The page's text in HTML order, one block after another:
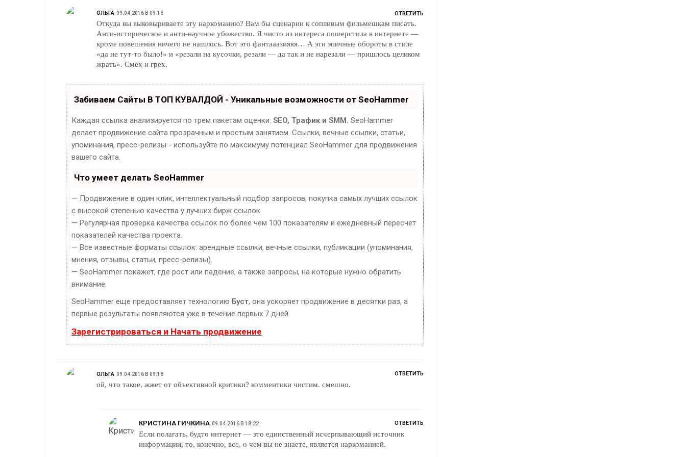
ОЛЬГА 09.04.2016 В 09:16
Откуда вы выковыриваете эту наркоманию? Вам бы сценарии к сопливым фильмешкам писать.
Анти-историческое и анти-научное убожество. Я чисто из интереса пошерстила в интернете —
кроме повешения ничего не нашлось. Вот это фантааазияяя… А эти эпичные обороты в стиле
«да не тут-то было!» и «резали на кусочки, резали — да так и не нарезали — пришлось целиком
жрать». Смех и грех.
Забиваем Сайты В ТОП КУВАЛДОЙ - Уникальные возможности от SeoHammer
Каждая ссылка анализируется по трем пакетам оценки: SEO, Трафик и SMM. SeoHammer
делает продвижение сайта прозрачным и простым занятием. Ссылки, вечные ссылки, статьи,
упоминания, пресс-релизы - используйте по максимуму потенциал SeoHammer для продвижения
вашего сайта.
Что умеет делать SeoHammer
— Продвижение в один клик, интеллектуальный подбор запросов, покупка самых лучших ссылок
с высокой степенью качества у лучших бирж ссылок.
— Регулярная проверка качества ссылок по более чем 100 показателям и ежедневный пересчет
показателей качества проекта.
— Все известные форматы ссылок: арендные ссылки, вечные ссылки, публикации (упоминания,
мнения, отзывы, статьи, пресс-релизы).
— SeoHammer покажет, где рост или падение, а также запросы, на которые нужно обратить
внимание.
SeoHammer еще предоставляет технологию Буст, она ускоряет продвижение в десятки раз, а
первые результаты появляются уже в течение первых 7 дней.
Зарегистрироваться и Начать продвижение
ОТВЕТИТЬ
ОЛЬГА 09.04.2016 В 09:18
ой, что такое, жжет от объективной критики? комментики чистим. смешно.
ОТВЕТИТЬ
КРИСТИНА ГИЧКИНА 09.04.2016 В 18:22
Если полагать, будто интернет — это единственный исчерпывающий источник
информации, то, конечно, все, о чем вы не знаете, является наркоманией.
ОТВЕТИТЬ